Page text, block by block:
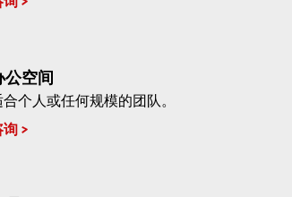
公空间
合个人或任何规模的团队。
询